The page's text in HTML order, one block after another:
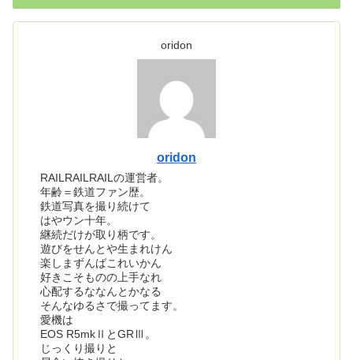
oridon
oridon
RAILRAILRAILの運営者。
年齢＝鉄道ファン歴。
鉄道写真を撮り続けて
はやウン十年。
継続だけが取り柄です。
遊びをせんとや生まれけん
楽しまずんばこれいかん
好きこそものの上手なれ
心配するななんとかなる
そんなゆるさで撮ってます。
愛機は
EOS R5mkⅡとGRⅢ。
じっくり撮りと